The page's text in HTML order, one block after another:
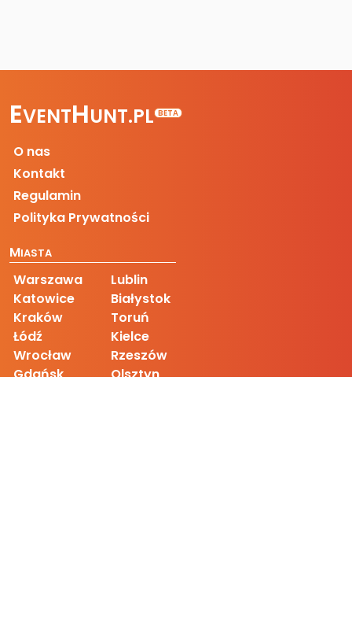
EVENTHUNT.PL BETA
O nas
Kontakt
Regulamin
Polityka Prywatności
MIASTA
Warszawa
Katowice
Kraków
Łódź
Wrocław
Gdańsk
Lublin
Białystok
Toruń
Kielce
Rzeszów
Olsztyn